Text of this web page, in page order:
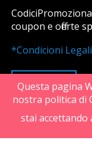
coupon e offerte
*Condicioni Legali
VAI SU
Questa pagina
nostra politica di
stai accettando